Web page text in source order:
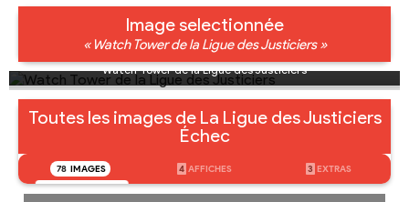
Image selectionnée
« Watch Tower de la Ligue des Justiciers »
Watch Tower de la Ligue des Justiciers
Toutes les images de La Ligue des Justiciers
Échec
78 IMAGES 4 AFFICHES 3 EXTRAS